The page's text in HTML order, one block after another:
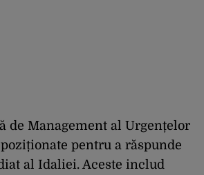
de Management al Urgențelor
pentru a răspunde
al Idaliei. Aceste includ